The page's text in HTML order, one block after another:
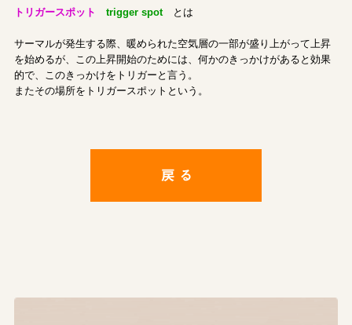
トリガースポット trigger spot とは
サーマルが発生する際、暖められた空気層の一部が盛り上がって上昇
を始めるが、この上昇開始のためには、何かのきっかけがあると効果
的で、このきっかけをトリガーと言う。
またその場所をトリガースポットという。